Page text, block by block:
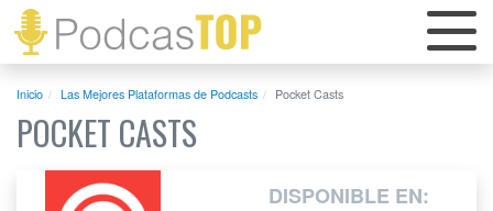
Inicio Las Mejores Plataformas de Podcasts Pocket Casts
POCKET CASTS
DISPONIBLE EN: